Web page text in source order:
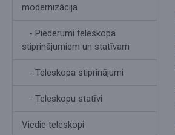
modernizācija
- Piederumi teleskopa
stiprinājumiem un statīvam
- Teleskopa stiprinājumi
- Teleskopu statīvi
Viedie teleskopi